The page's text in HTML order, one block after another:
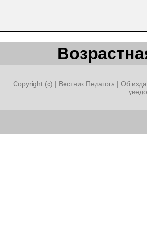
Copyright (c) | Вестник Педагога | Об